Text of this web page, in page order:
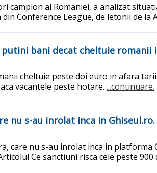
campion al Romaniei, a analizat
Conference League, de letonii de la
bani decat cheltuie
cheltuie peste doi euro in afara
vacantele peste hotare. ...continuare.
nu s-au inrolat inca in Ghiseul.ro.
care nu s-au inrolat inca in
Ce sanctiuni risca cele peste